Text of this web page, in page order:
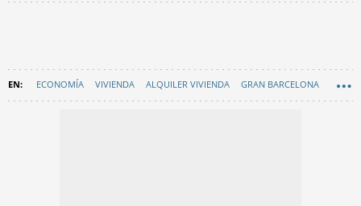
ECONOMÍA VIVIENDA ALQUILER VIVIENDA GRAN BARCELONA